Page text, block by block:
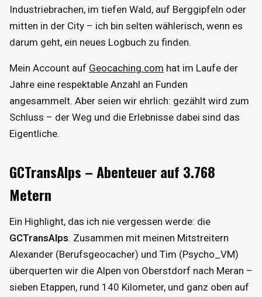
Industriebrachen, im tiefen Wald, auf Berggipfeln oder
mitten in der City – ich bin selten wählerisch, wenn es
darum geht, ein neues Logbuch zu finden.
Mein Account auf Geocaching.com hat im Laufe der
Jahre eine respektable Anzahl an Funden
angesammelt. Aber seien wir ehrlich: gezählt wird zum
Schluss – der Weg und die Erlebnisse dabei sind das
Eigentliche.
GCTransAlps – Abenteuer auf 3.768
Metern
Ein Highlight, das ich nie vergessen werde: die
GCTransAlps. Zusammen mit meinen Mitstreitern
Alexander (Berufsgeocacher) und Tim (Psycho_VM)
überquerten wir die Alpen von Oberstdorf nach Meran –
sieben Etappen, rund 140 Kilometer, und ganz oben auf